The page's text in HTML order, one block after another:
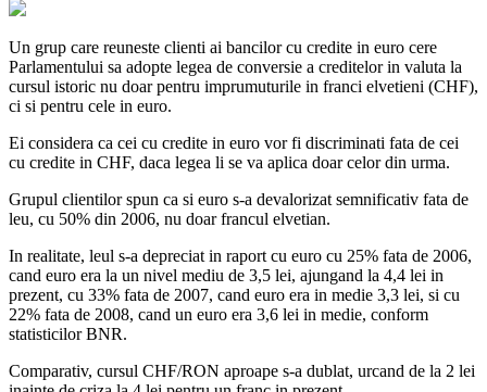
Un grup care reuneste clienti ai bancilor cu credite in euro cere
Parlamentului sa adopte legea de conversie a creditelor in valuta la
cursul istoric nu doar pentru imprumuturile in franci elvetieni (CHF),
ci si pentru cele in euro.
Ei considera ca cei cu credite in euro vor fi discriminati fata de cei
cu credite in CHF, daca legea li se va aplica doar celor din urma.
Grupul clientilor spun ca si euro s-a devalorizat semnificativ fata de
leu, cu 50% din 2006, nu doar francul elvetian.
In realitate, leul s-a depreciat in raport cu euro cu 25% fata de 2006,
cand euro era la un nivel mediu de 3,5 lei, ajungand la 4,4 lei in
prezent, cu 33% fata de 2007, cand euro era in medie 3,3 lei, si cu
22% fata de 2008, cand un euro era 3,6 lei in medie, conform
statisticilor BNR.
Comparativ, cursul CHF/RON aproape s-a dublat, urcand de la 2 lei